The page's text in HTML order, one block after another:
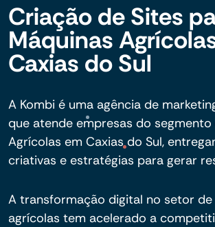
Criação de Sites
Máquinas
Caxias do Sul
A Kombi é uma agência de
que atende empresas do segmento
Agrícolas em Caxias do Sul,
criativas e estratégias para gerar
A transformação digital no setor de
agrícolas tem acelerado a